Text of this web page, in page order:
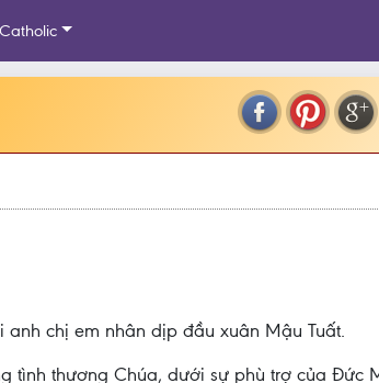
chị em nhân dịp đầu xuân Mậu Tuất.
thương Chúa, dưới sự phù trợ của Đức